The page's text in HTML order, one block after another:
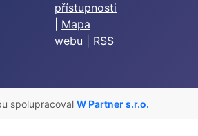
přístupnosti
Mapa
webu
RSS
spolupracoval W Partner s.r.o.